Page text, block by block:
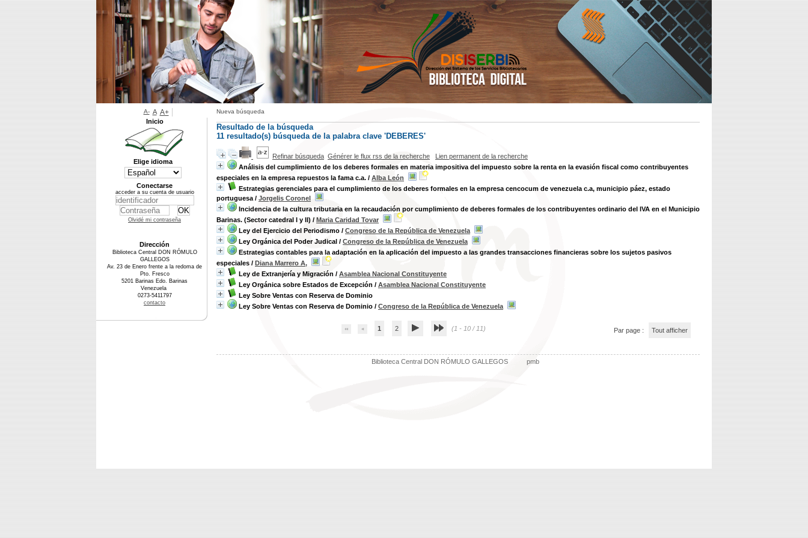
Nueva búsqueda
Resultado de la búsqueda
11 resultado(s) búsqueda de la palabra clave 'DEBERES'
Refinar búsqueda Générer le flux rss de la recherche
Lien permanent de la recherche
Análisis del cumplimiento de los deberes formales en materia impositiva del impuesto sobre la renta en la evasión fiscal como contribuyentes
especiales en la empresa repuestos la fama c.a. / Alba León
Estrategias gerenciales para el cumplimiento de los deberes formales en la empresa cencocum de venezuela c.a, municipio páez, estado
portuguesa / Jorgelis Coronel
Incidencia de la cultura tributaria en la recaudación por cumplimiento de deberes formales de los contribuyentes ordinario del IVA en el Municipio
Barinas. (Sector catedral I y II) / Maria Caridad Tovar
Ley del Ejercicio del Periodismo / Congreso de la República de Venezuela
Ley Orgánica del Poder Judical / Congreso de la República de Venezuela
Estrategias contables para la adaptación en la aplicación del impuesto a las grandes transacciones financieras sobre los sujetos pasivos
especiales / Diana Marrero A,
Ley de Extranjería y Migración / Asamblea Nacional Constituyente
Ley Orgánica sobre Estados de Excepción / Asamblea Nacional Constituyente
Ley Sobre Ventas con Reserva de Dominio
Ley Sobre Ventas con Reserva de Dominio / Congreso de la República de Venezuela
1 2 (1 - 10 / 11) Par page : Tout afficher
Biblioteca Central DON RÓMULO GALLEGOS pmb
A- A A+
Inicio
Elige idioma
Conectarse
acceder a su cuenta de usuario
Olvidé mi contraseña
Dirección
Biblioteca Central DON RÓMULO
GALLEGOS
Av. 23 de Enero frente a la redoma de
Pto. Fresco
5201 Barinas Edo. Barinas
Venezuela
0273-5411797
contacto